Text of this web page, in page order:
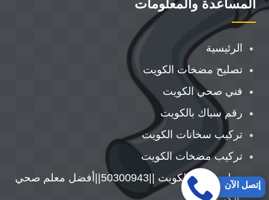
المساعدة والمعلومات
الرئيسية
تصليح مضخات الكويت
فني صحي الكويت
رقم سباك بالكويت
تركيب سخانات الكويت
تركيب مضخات الكويت
معلم صحي الكويت ||50300943||أفضل معلم صحي
إتصل الآن